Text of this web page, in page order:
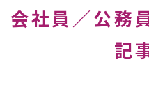
会社員／公務
記